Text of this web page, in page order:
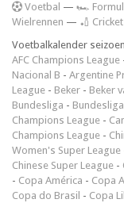
Voetbal — 🏎️
Wielrennen — 🏏 Cricket
Voetbalkalender
AFC Champions League
Nacional B - Argentine
League - Beker - Beker
Bundesliga -
Champions League -
Champions League -
Women's Super League
Chinese Super League -
- Copa América - Copa
Copa do Brasil - Copa